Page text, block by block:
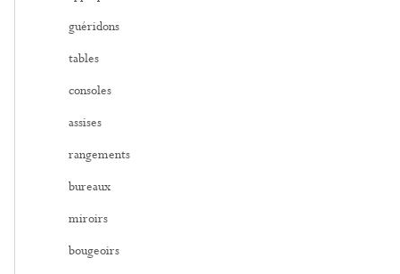
:guéridons
tables
consoles
assises
rangements
bureaux
miroirs
bougeoirs